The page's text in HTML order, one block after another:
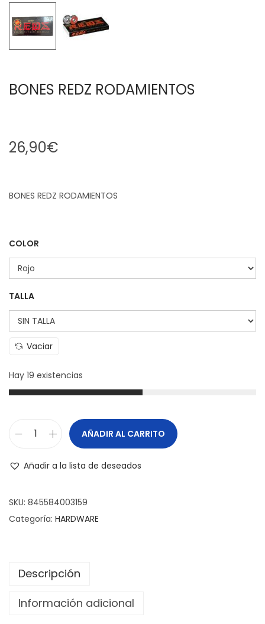
BONES REDZ RODAMIENTOS
26,90€
BONES REDZ RODAMIENTOS
COLOR
TALLA
Vaciar
Hay 19 existencias
AÑADIR AL CARRITO
Añadir a la lista de deseados
SKU: 845584003159
Categoría: HARDWARE
Descripción
Información adicional